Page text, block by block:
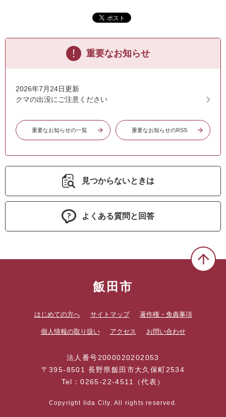
重要なお知らせ
2026年7月24日更新
クマの出没にご注意ください
重要なお知らせの一覧 重要なお知らせのRSS
見つからないときは
よくある質問と回答
飯田市
はじめての方へ サイトマップ 著作権・免責事項
個人情報の取り扱い アクセス お問い合わせ
法人番号2000020202053
〒395-8501 長野県飯田市大久保町2534
Tel：0265-22-4511（代表）
Copyright Iida City. All rights reserved.